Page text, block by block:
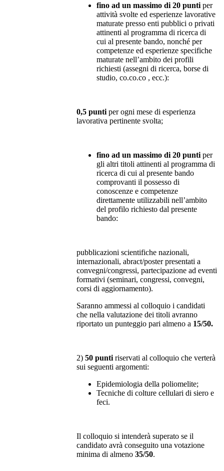
fino ad un massimo di 20 punti per
attività svolte ed esperienze lavorative
maturate presso enti pubblici o privati
attinenti al programma di ricerca di
cui al presente bando, nonché per
competenze ed esperienze specifiche
maturate nell’ambito dei profili
richiesti (assegni di ricerca, borse di
studio, co.co.co , ecc.):
0,5 punti per ogni mese di esperienza
lavorativa pertinente svolta;
fino ad un massimo di 20 punti per
gli altri titoli attinenti al programma di
ricerca di cui al presente bando
comprovanti il possesso di
conoscenze e competenze
direttamente utilizzabili nell’ambito
del profilo richiesto dal presente
bando:
pubblicazioni scientifiche nazionali,
internazionali, abract/poster presentati a
convegni/congressi, partecipazione ad eventi
formativi (seminari, congressi, convegni,
corsi di aggiornamento).
Saranno ammessi al colloquio i candidati
che nella valutazione dei titoli avranno
riportato un punteggio pari almeno a 15/50.
2) 50 punti riservati al colloquio che verterà
sui seguenti argomenti:
Epidemiologia della poliomelite;
Tecniche di colture cellulari di siero e
feci.
Il colloquio si intenderà superato se il
candidato avrà conseguito una votazione
minima di almeno 35/50.